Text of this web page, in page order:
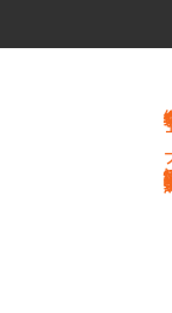
総合文学